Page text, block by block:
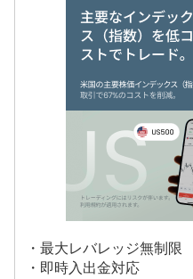
・最大レバレッジ無制限
・即時入出金対応